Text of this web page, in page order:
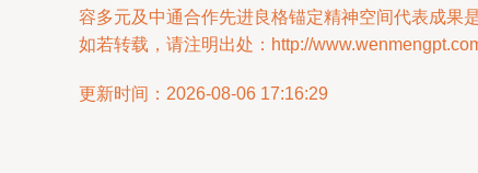
容多元及中通合作先进良格锚定精神空间代表成果
如若转载，请注明出处：http://
更新时间：2026-08-06 17:16:29